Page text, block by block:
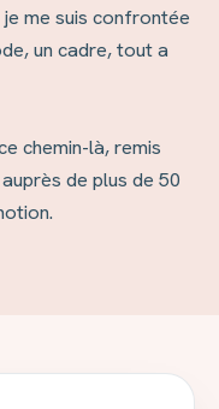
je me suis confrontée
un cadre, tout a
chemin-là, remis
de plus de 50